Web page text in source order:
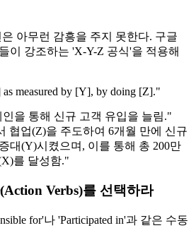
아무런 감흥을 주지 못한다. 구글
이 강조하는 'X-Y-Z 공식'을 적용해
measured by [Y], by doing [Z]."
을 통해 신규 고객 유입을 늘림."
협업(Z)을 주도하여 6개월 만에 신규
대(Y)시켰으며, 이를 통해 총 200만
를 달성함."
Verbs)를 선택하라
for'나 'Participated in'과 같은 수동